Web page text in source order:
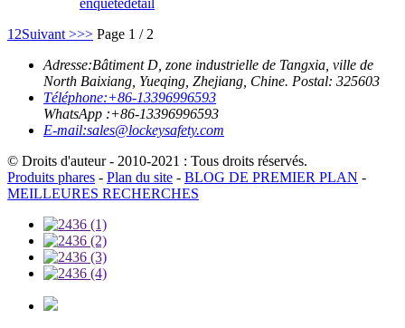
1 2Suivant >>> Page 1 / 2
Adresse:Bâtiment D, zone industrielle de Tangxia, ville de
North Baixiang, Yueqing, Zhejiang, Chine. Postal: 325603
Téléphone:+86-13396996593
WhatsApp :+86-13396996593
E-mail:sales@lockeysafety.com
© Droits d'auteur - 2010-2021 : Tous droits réservés.
Produits phares - Plan du site - BLOG DE PREMIER PLAN -
MEILLEURES RECHERCHES